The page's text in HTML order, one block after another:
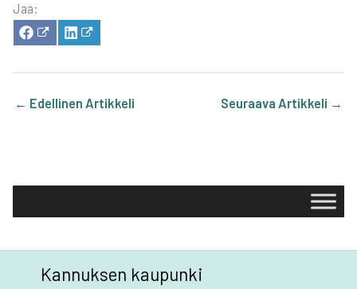
Jaa:
SHA­
RE
FACE­
SHA­
RE
LIN­
← Edellinen Artikkeli Seuraava Artikkeli →
Kannuksen kaupunki